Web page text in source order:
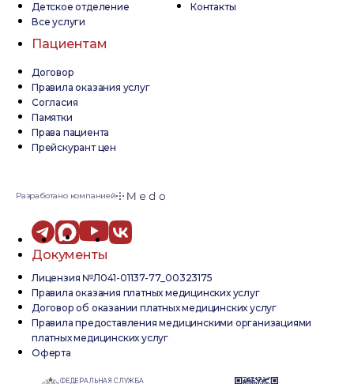
Детское отделение
Все услуги
Контакты
Пациентам
Договор
Правила оказания услуг
Согласия
Памятки
Права пациента
Прейскурант цен
Разработано компанией
Документы
Лицензия №Л041-01137-77_00323175
Правила оказания платных медицинских услуг
Договор об оказании платных медицинских услуг
Правила предоставления медицинскими организациями
платных медицинских услуг
Оферта
ФЕДЕРАЛЬНАЯ СЛУЖБА